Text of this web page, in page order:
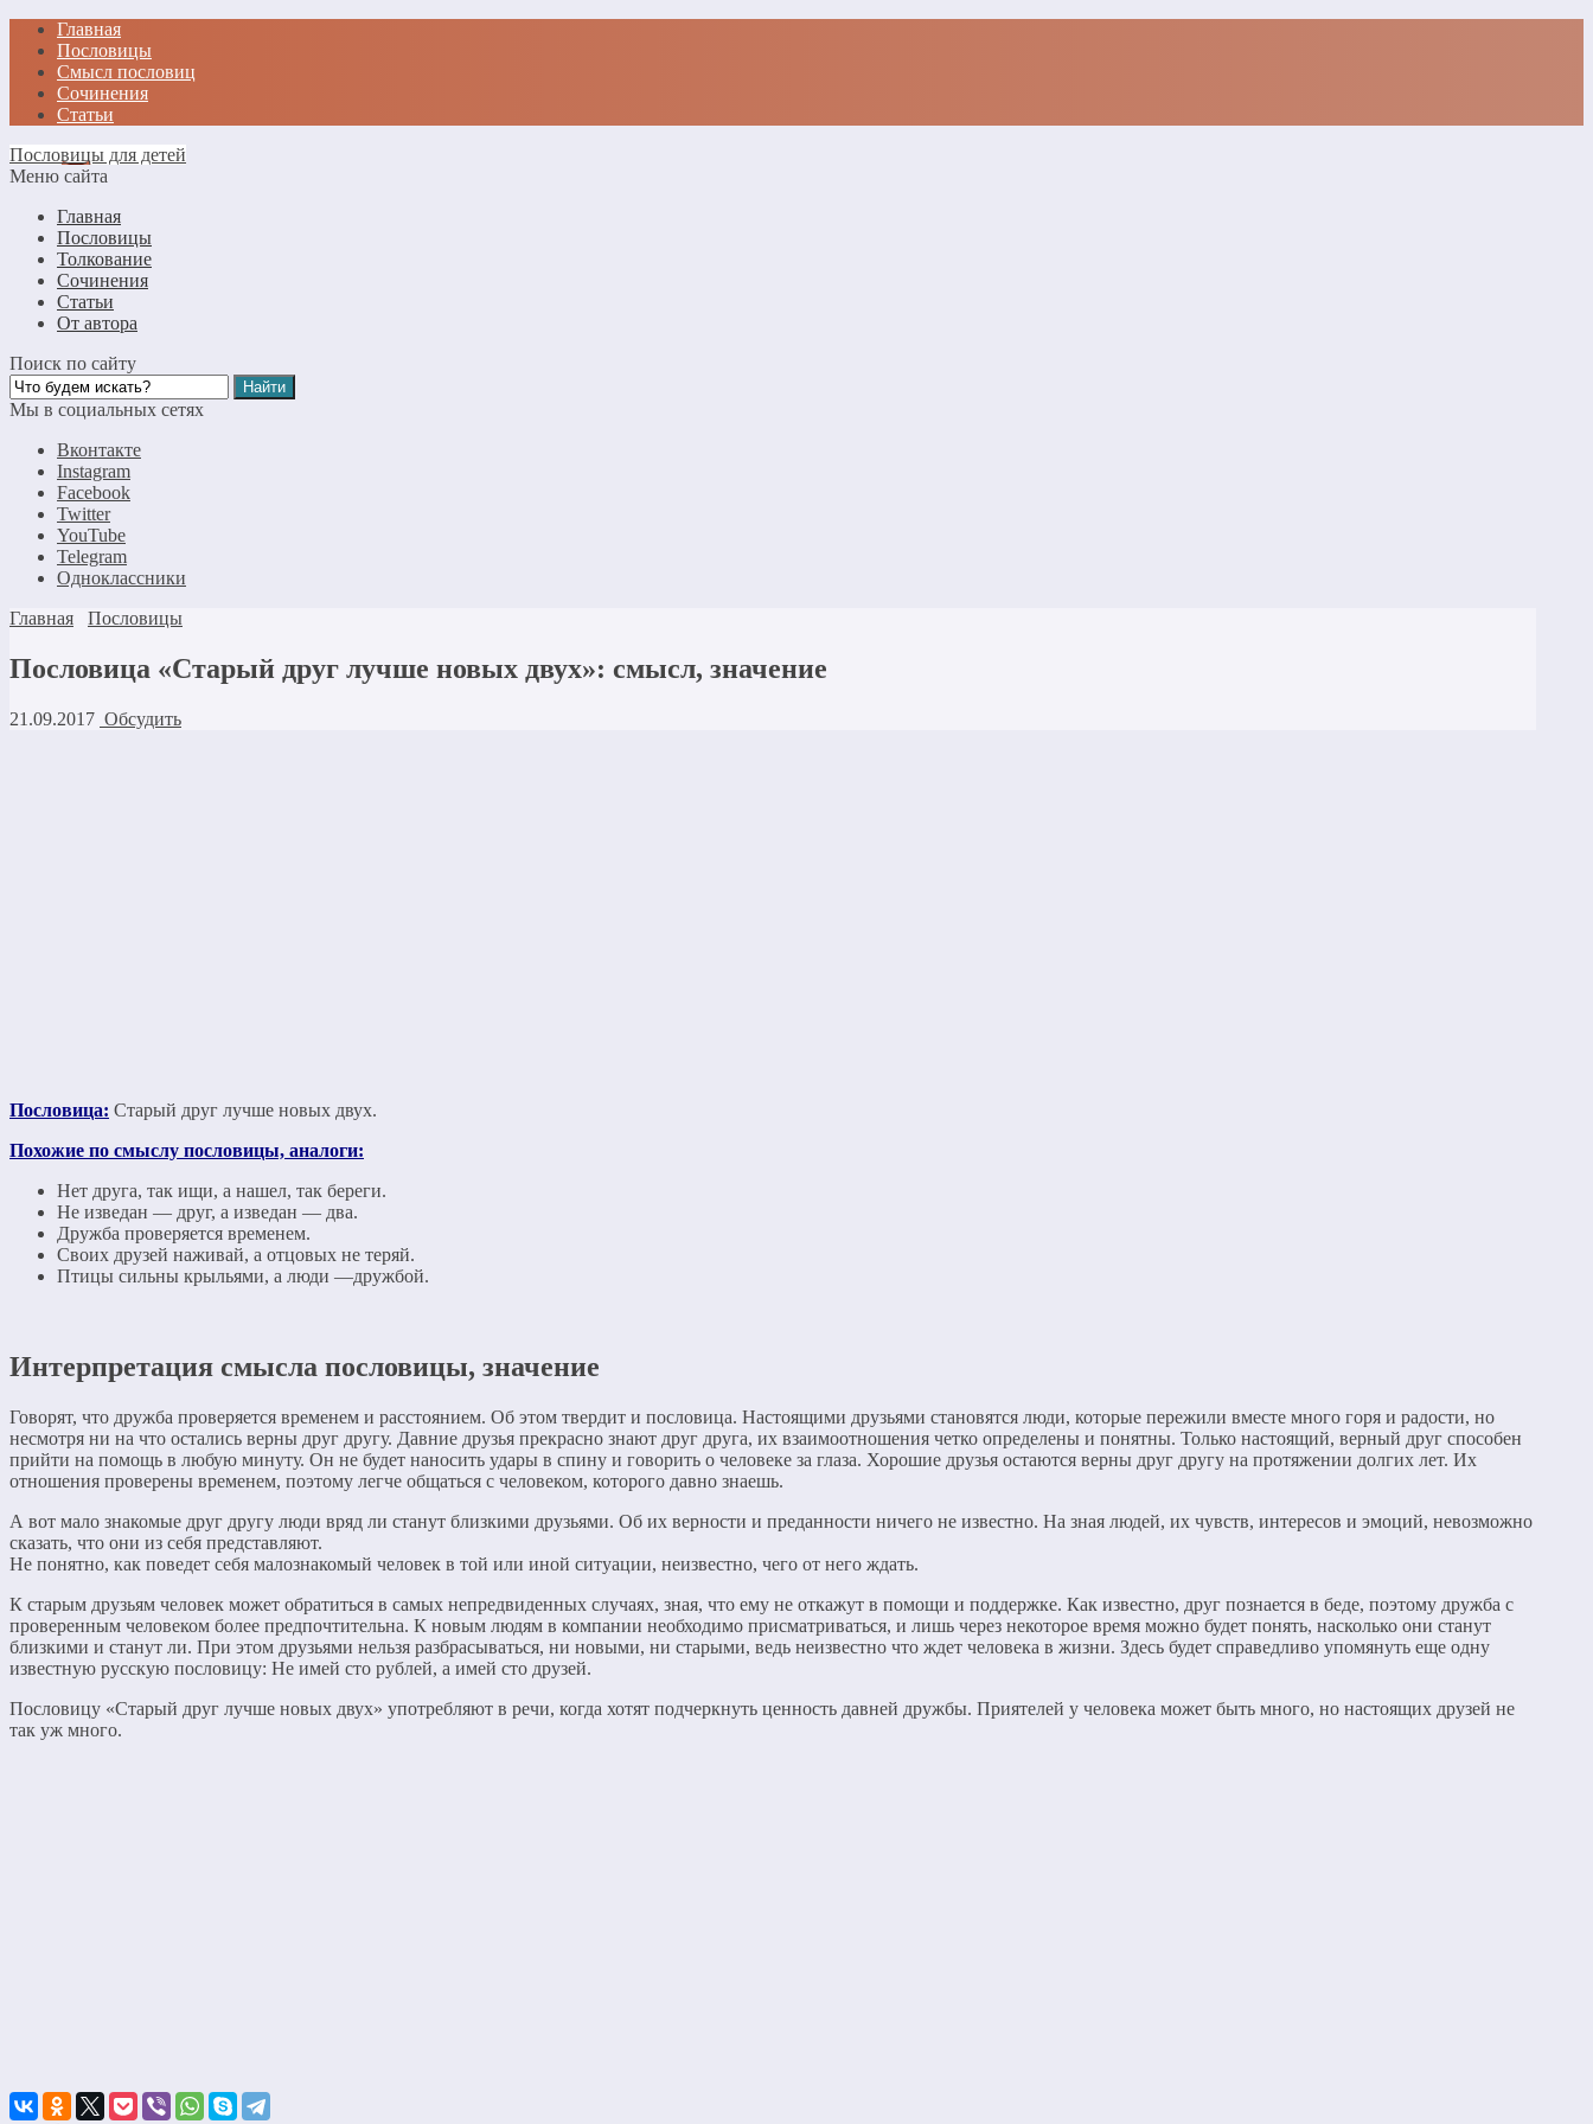
Главная
Пословицы
Смысл пословиц
Сочинения
Статьи
Пословицы для детей
Меню сайта
Главная
Пословицы
Толкование
Сочинения
Статьи
От автора
Поиск по сайту
Мы в социальных сетях
Вконтакте
Instagram
Facebook
Twitter
YouTube
Telegram
Одноклассники
Главная
Пословицы
Пословица «Старый друг лучше новых двух»: смысл, значение
21.09.2017 Обсудить
Пословица: Старый друг лучше новых двух.
Похожие по смыслу пословицы, аналоги:
Нет друга, так ищи, а нашел, так береги.
Не изведан — друг, а изведан — два.
Дружба проверяется временем.
Своих друзей наживай, а отцовых не теряй.
Птицы сильны крыльями, а люди —дружбой.
Интерпретация смысла пословицы, значение
Говорят, что дружба проверяется временем и расстоянием. Об этом твердит и пословица. Настоящими друзьями становятся люди, которые пережили вместе много горя и радости, но
несмотря ни на что остались верны друг другу. Давние друзья прекрасно знают друг друга, их взаимоотношения четко определены и понятны. Только настоящий, верный друг способен
прийти на помощь в любую минуту. Он не будет наносить удары в спину и говорить о человеке за глаза. Хорошие друзья остаются верны друг другу на протяжении долгих лет. Их
отношения проверены временем, поэтому легче общаться с человеком, которого давно знаешь.
А вот мало знакомые друг другу люди вряд ли станут близкими друзьями. Об их верности и преданности ничего не известно. На зная людей, их чувств, интересов и эмоций, невозможно
сказать, что они из себя представляют.
Не понятно, как поведет себя малознакомый человек в той или иной ситуации, неизвестно, чего от него ждать.
К старым друзьям человек может обратиться в самых непредвиденных случаях, зная, что ему не откажут в помощи и поддержке. Как известно, друг познается в беде, поэтому дружба с
проверенным человеком более предпочтительна. К новым людям в компании необходимо присматриваться, и лишь через некоторое время можно будет понять, насколько они станут
близкими и станут ли. При этом друзьями нельзя разбрасываться, ни новыми, ни старыми, ведь неизвестно что ждет человека в жизни. Здесь будет справедливо упомянуть еще одну
известную русскую пословицу: Не имей сто рублей, а имей сто друзей.
Пословицу «Старый друг лучше новых двух» употребляют в речи, когда хотят подчеркнуть ценность давней дружбы. Приятелей у человека может быть много, но настоящих друзей не
так уж много.